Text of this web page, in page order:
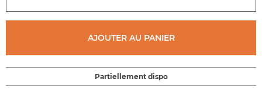
AJOUTER AU PANIER
Partiellement dispo